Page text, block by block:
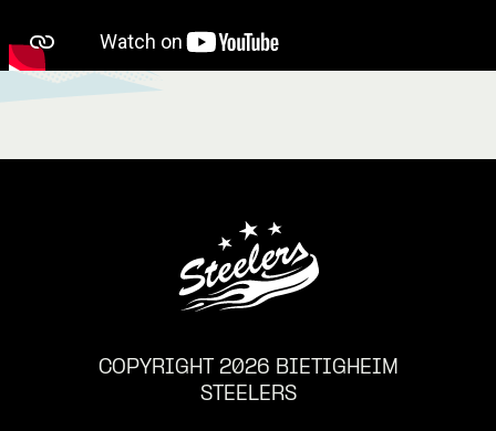
COPYRIGHT 2026 BIETIGHEIM
STEELERS